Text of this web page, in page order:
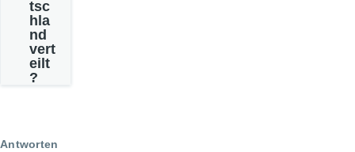
tsc
hla
nd
vert
eilt
?
Antworten